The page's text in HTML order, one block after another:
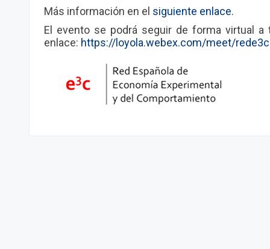
Más información en el siguiente enlace.
El evento se podrá seguir de forma virtual a
enlace: https://loyola.webex.com/meet/rede3c